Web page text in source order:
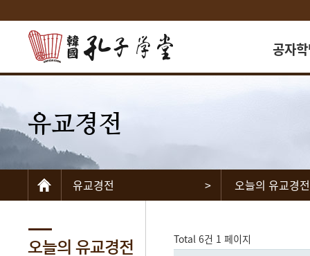
공자
자원봉
유교경전
유교경전 > 오늘의 유교경전
오늘의 유교경전 Total 6건 1 페이지